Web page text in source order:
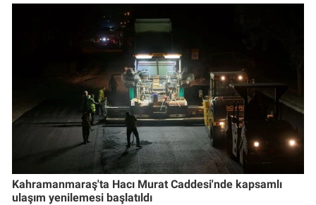
Kahramanmaraş'ta Hacı Murat Caddesi'nde kapsamlı
ulaşım yenilemesi başlatıldı